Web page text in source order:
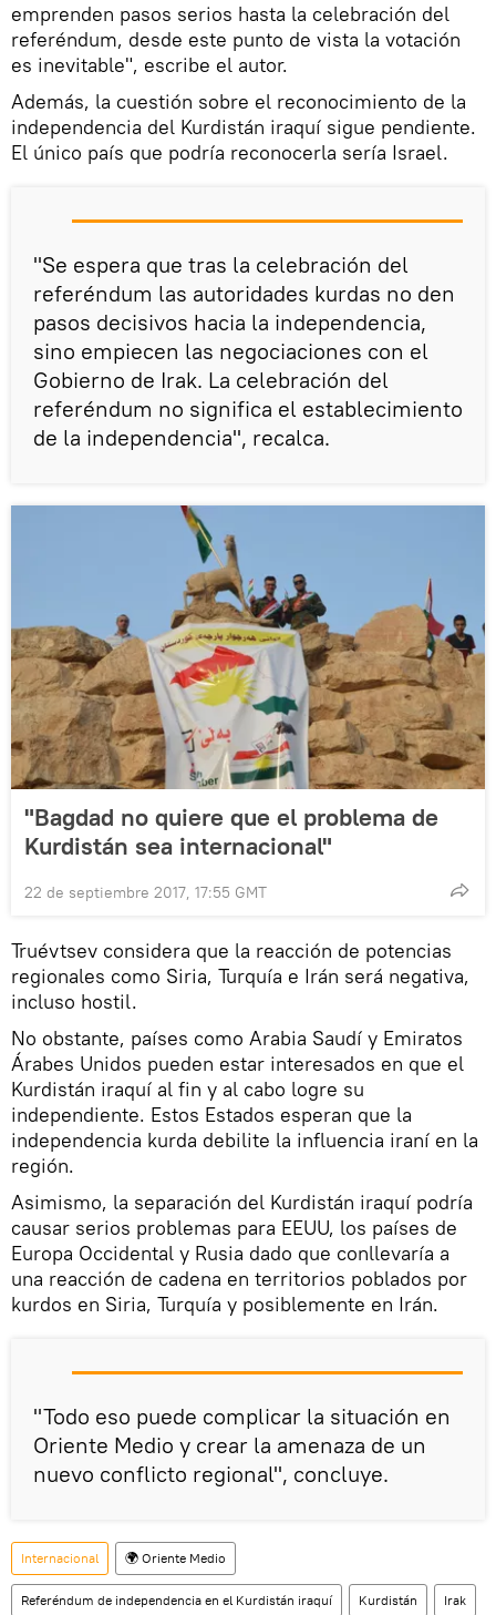
emprenden pasos serios hasta la celebración del
referéndum, desde este punto de vista la votación
es inevitable", escribe el autor.
Además, la cuestión sobre el reconocimiento de la
independencia del Kurdistán iraquí sigue pendiente.
El único país que podría reconocerla sería Israel.
"Se espera que tras la celebración del
referéndum las autoridades kurdas no den
pasos decisivos hacia la independencia,
sino empiecen las negociaciones con el
Gobierno de Irak. La celebración del
referéndum no significa el establecimiento
de la independencia", recalca.
"Bagdad no quiere que el problema de
Kurdistán sea internacional"
22 de septiembre 2017, 17:55 GMT
Truévtsev considera que la reacción de potencias
regionales como Siria, Turquía e Irán será negativa,
incluso hostil.
No obstante, países como Arabia Saudí y Emiratos
Árabes Unidos pueden estar interesados en que el
Kurdistán iraquí al fin y al cabo logre su
independiente. Estos Estados esperan que la
independencia kurda debilite la influencia iraní en la
región.
Asimismo, la separación del Kurdistán iraquí podría
causar serios problemas para EEUU, los países de
Europa Occidental y Rusia dado que conllevaría a
una reacción de cadena en territorios poblados por
kurdos en Siria, Turquía y posiblemente en Irán.
"Todo eso puede complicar la situación en
Oriente Medio y crear la amenaza de un
nuevo conflicto regional", concluye.
Internacional 🌍 Oriente Medio
Referéndum de independencia en el Kurdistán iraquí Kurdistán Irak